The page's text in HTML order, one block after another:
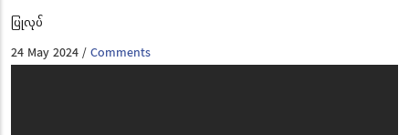
ပြုလုပ်
24 May 2024/Comments